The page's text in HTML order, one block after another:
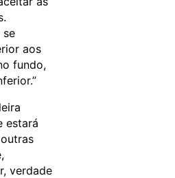
se
aos
fundo,
estará
verdade